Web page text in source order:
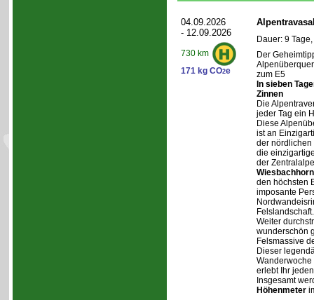
04.09.2026
- 12.09.2026
730 km
171 kg CO2e
Dauer: 9
Der
zum E5
In sieben
Zinnen
Die
jeder Tag ein
Diese
ist an
der
die
der
den höchsten
imposante
Felslandschaft.
Weiter
wunderschön
Felsmassive
Dieser
erlebt Ihr
Insgesamt
Höhenmeter